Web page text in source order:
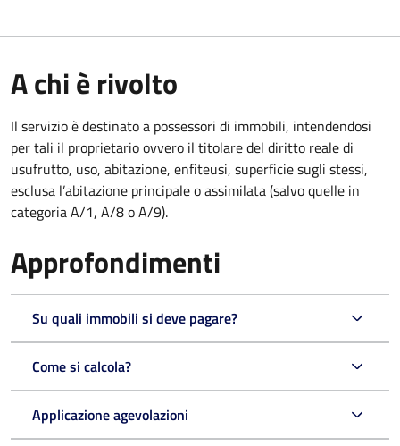
A chi è rivolto
Il servizio è destinato a possessori di immobili, intendendosi
per tali il proprietario ovvero il titolare del diritto reale di
usufrutto, uso, abitazione, enfiteusi, superficie sugli stessi,
esclusa l’abitazione principale o assimilata (salvo quelle in
categoria A/1, A/8 o A/9).
Approfondimenti
Su quali immobili si deve pagare?
Come si calcola?
Applicazione agevolazioni